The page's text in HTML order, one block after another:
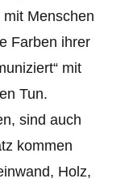
Menschen
Farben ihrer
mit
Tun.
sind auch
kommen
Holz,